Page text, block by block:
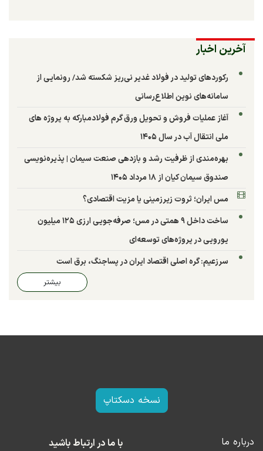
آخرین اخبار
رکوردهای تولید در فولاد غدیر نی‌ریز شکسته شد/ رونمایی از
سامانه‌های نوین اطلاع‌رسانی
آغاز عملیات فروش و تحویل ورق گرم فولادمبارکه به پروژه های
ملی انتقال آب در سال ۱۴۰۵
بهره‌مندی از ظرفیت رشد و بازدهی صنعت سیمان | پذیره‌نویسی
صندوق سیمان کیان از ۱۸ مرداد ۱۴۰۵
مس ایران؛ ثروت زیرزمینی یا مزیت اقتصادی؟
ساخت داخل ۹ همتی در مس؛ صرفه‌جویی ارزی ۱۲۵ میلیون
یورویی در پروژه‌های توسعه‌ای
سرزعیم: گره اصلی اقتصاد ایران در پساجنگ، برق است
بیشتر
نسخه دسکتاپ
درباره ما
با ما در ارتباط باشید